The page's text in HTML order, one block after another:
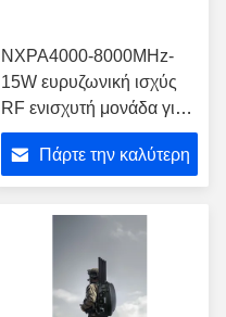
NXPA4000-8000MHz-
15W ευρυζωνική ισχύς
RF ενισχυτή μονάδα για
το σύστημα ραντάρ
επικοινωνίας
Πάρτε την καλύτερη